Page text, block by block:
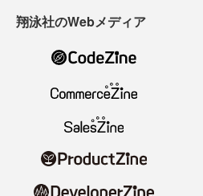
翔泳社のWebメディア